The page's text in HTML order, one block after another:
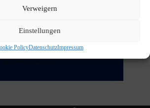
Verweigern
Einstellungen
PolicyDatenschutzImpressum
dreht … Das erste sportliche
Vertreter des Landkreises
Gastgeber bei dem
„Jugend trainiert…
November 2024